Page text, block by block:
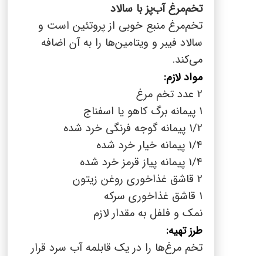
تخم‌مرغ آب‌پز با سالاد
تخم‌مرغ منبع خوبی از پروتئین است و
سالاد فیبر و ویتامین‌ها را به آن اضافه
می‌کند.
مواد لازم:
2 عدد تخم مرغ
1 پیمانه برگ کاهو یا اسفناج
1/2 پیمانه گوجه فرنگی خرد شده
1/4 پیمانه خیار خرد شده
1/4 پیمانه پیاز قرمز خرد شده
2 قاشق غذاخوری روغن زیتون
1 قاشق غذاخوری سرکه
نمک و فلفل به مقدار لازم
طرز تهیه:
تخم مرغ‌ها را در یک قابلمه آب سرد قرار